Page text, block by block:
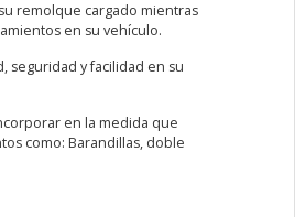
remolque cargado mientras
en su vehículo.
seguridad y facilidad en su
en la medida que
como: Barandillas, doble